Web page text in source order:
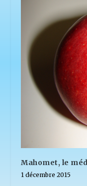
Mahomet, le
1 décembre 2015